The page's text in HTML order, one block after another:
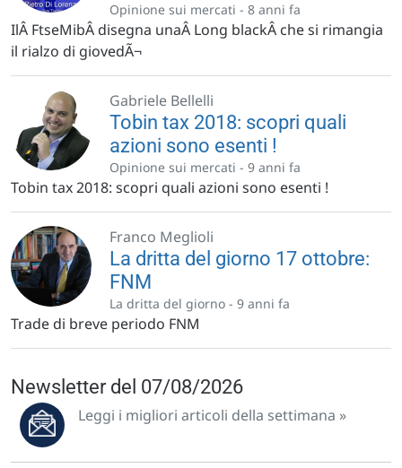
Opinione sui mercati - 8 anni fa
IlÂ FtseMibÂ disegna unaÂ Long blackÂ che si rimangia
il rialzo di giovedÃ¬
Gabriele Bellelli
Tobin tax 2018: scopri quali
azioni sono esenti !
Opinione sui mercati - 9 anni fa
Tobin tax 2018: scopri quali azioni sono esenti !
Franco Meglioli
La dritta del giorno 17 ottobre:
FNM
La dritta del giorno - 9 anni fa
Trade di breve periodo FNM
Newsletter del 07/08/2026
Leggi i migliori articoli della settimana »